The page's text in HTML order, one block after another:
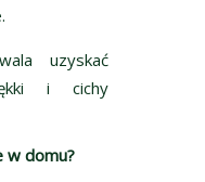
uzyskać
i cichy
w domu?